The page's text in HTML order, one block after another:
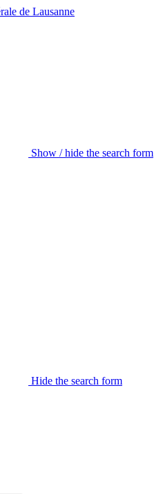
Show / hide the search form
Hide the search form